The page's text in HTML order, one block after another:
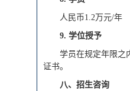
人民币1.2万元/年
9. 学位授予
学员在规定年限之
证书。
八、招生咨询